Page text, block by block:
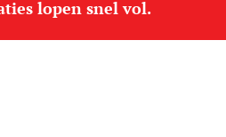
lopen snel vol.